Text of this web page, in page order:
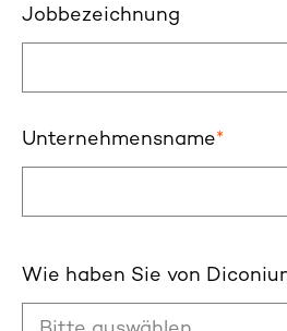
Jobbezeichnung
Unternehmensname*
Wie haben Sie von